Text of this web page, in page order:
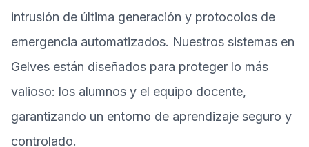
intrusión de última generación y protocolos de
emergencia automatizados. Nuestros sistemas en
Gelves están diseñados para proteger lo más
valioso: los alumnos y el equipo docente,
garantizando un entorno de aprendizaje seguro y
controlado.